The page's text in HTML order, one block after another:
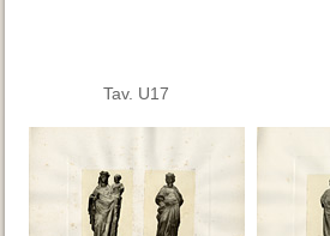
Tav. U17